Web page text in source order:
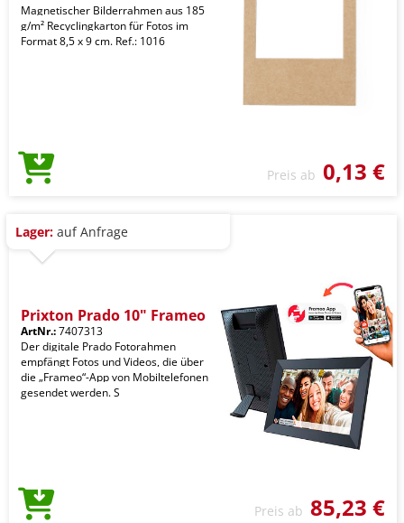
Magnetischer Bilderrahmen aus 185
g/m² Recyclingkarton für Fotos im
Format 8,5 x 9 cm. Ref.: 1016
Preis ab 0,13 €
Lager: auf Anfrage
Prixton Prado 10" Frameo
ArtNr.:7407313
Der digitale Prado Fotorahmen
empfängt Fotos und Videos, die über
die „Frameo“-App von Mobiltelefonen
gesendet werden. S
Preis ab 85,23 €